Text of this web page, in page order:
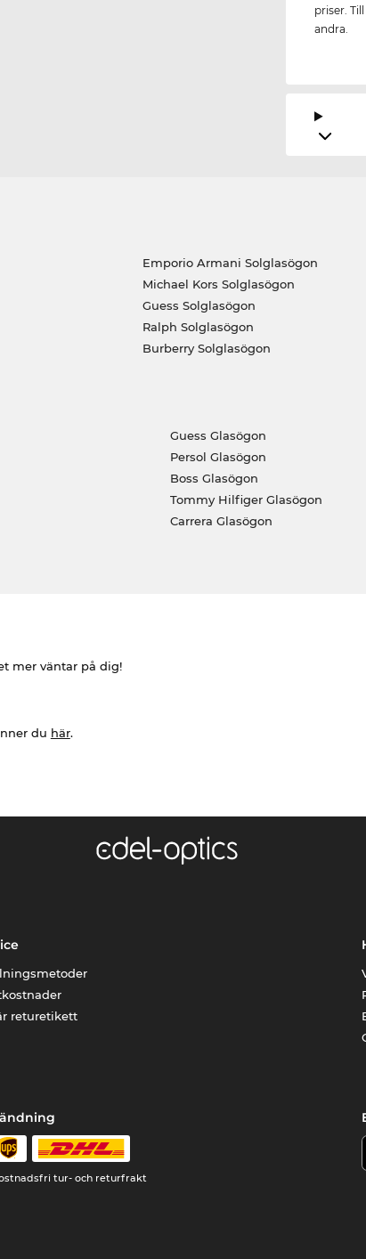
priser.
andra.
Emporio Armani Solglasögon
Michael Kors Solglasögon
Guess Solglasögon
Ralph Solglasögon
Burberry Solglasögon
Guess Glasögon
Persol Glasögon
Boss Glasögon
Tommy Hilfiger Glasögon
Carrera Glasögon
mer väntar på dig!
du här.
returetikett
tur- och returfrakt